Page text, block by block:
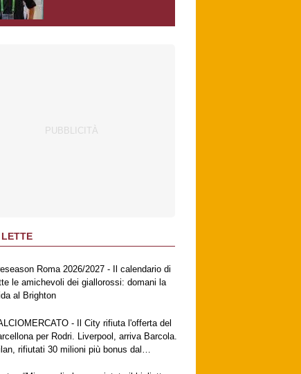
Roma 2026/2027 - Il calendario di
le amichevoli dei giallorossi: domani la
al Brighton
- Il City rifiuta l'offerta del
per Rodri. Liverpool, arriva Barcola.
rifiutati 30 milioni più bonus dal